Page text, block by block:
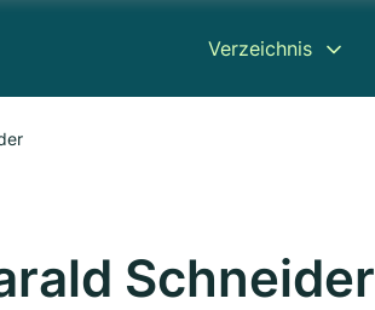
Verzeichnis
Schneider